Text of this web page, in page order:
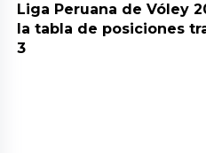
Liga Peruana de Vóley
la tabla de posiciones
3